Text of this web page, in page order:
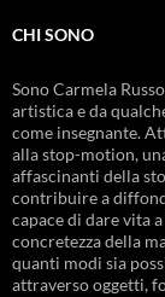
CHI SONO
Sono Carmela
artistica e da
come insegnante.
alla stop-motion,
affascinanti della
contribuire a
capace di dare vita
concretezza della
quanti modi sia
attraverso oggetti,